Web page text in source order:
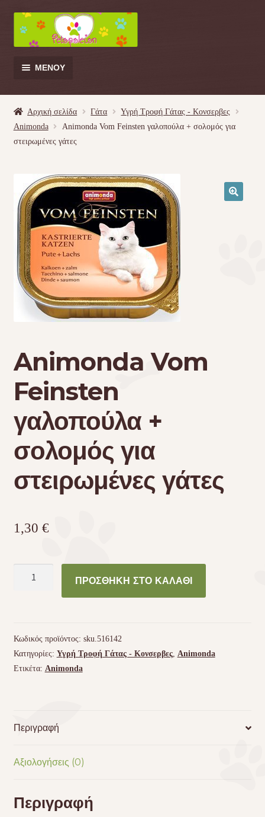
Απευθείας
μετάβαση
στην
πλοήγηση
Μετάβαση
σε
περιεχόμενο
ΜΕΝΟΎ
Γάτα
Κουνέλι
Πουλί
Κρεβατάκια
Τσάντες μεταφοράς
Φροντίδα – Είδη Υγιεινής
Αρχική σελίδα Γάτα
Υγρή Τροφή Γάτας - Kονσερβες
Animonda
Animonda Vom Feinsten γαλοπούλα + σολομός για
στειρωμένες γάτες
Animonda Vom
Feinsten
γαλοπούλα +
σολομός για
στειρωμένες γάτες
1,30 €
σολομός
για
στειρωμένες
ΠΡΟΣΘΉΚΗ ΣΤΟ ΚΑΛΆΘΙ
Κωδικός προϊόντος: sku.516142
Κατηγορίες: Υγρή Τροφή Γάτας - Kονσερβες, Animonda
Ετικέτα: Animonda
Περιγραφή
Αξιολογήσεις (0)
Περιγραφή